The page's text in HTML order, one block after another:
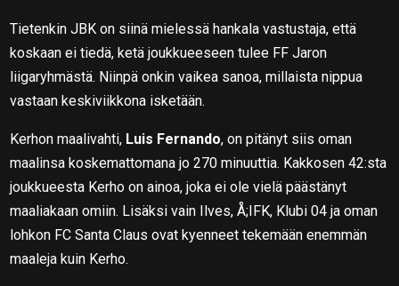
Tietenkin JBK on siinä mielessä hankala vastustaja, että
koskaan ei tiedä, ketä joukkueeseen tulee FF Jaron
liigaryhmästä. Niinpä onkin vaikea sanoa, millaista nippua
vastaan keskiviikkona isketään.
Kerhon maalivahti, Luis Fernando, on pitänyt siis oman
maalinsa koskemattomana jo 270 minuuttia. Kakkosen 42:sta
joukkueesta Kerho on ainoa, joka ei ole vielä päästänyt
maaliakaan omiin. Lisäksi vain Ilves, Å;IFK, Klubi 04 ja oman
lohkon FC Santa Claus ovat kyenneet tekemään enemmän
maaleja kuin Kerho.